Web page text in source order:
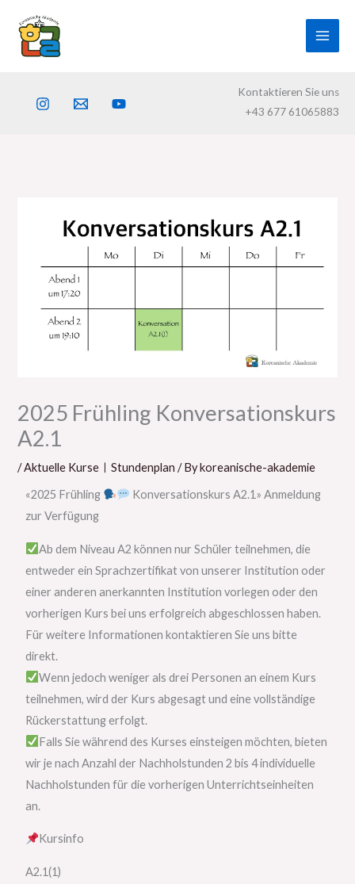
content
Kontaktieren Sie uns
+43 677 61065883
2025 Frühling Konversationskurs
A2.1
/Aktuelle KurseㅣStundenplan / Bykoreanische-akademie
«2025 Frühling
Konversationskurs A2.1» Anmeldung
zur Verfügung
Ab dem Niveau A2 können nur Schüler teilnehmen, die
entweder ein Sprachzertifikat von unserer Institution oder
einer anderen anerkannten Institution vorlegen oder den
vorherigen Kurs bei uns erfolgreich abgeschlossen haben.
Für weitere Informationen kontaktieren Sie uns bitte
direkt.
Wenn jedoch weniger als drei Personen an einem Kurs
teilnehmen, wird der Kurs abgesagt und eine vollständige
Rückerstattung erfolgt.
Falls Sie während des Kurses einsteigen möchten, bieten
wir je nach Anzahl der Nachholstunden 2 bis 4 individuelle
Nachholstunden für die vorherigen Unterrichtseinheiten
an.
Kursinfo
A2.1(1)